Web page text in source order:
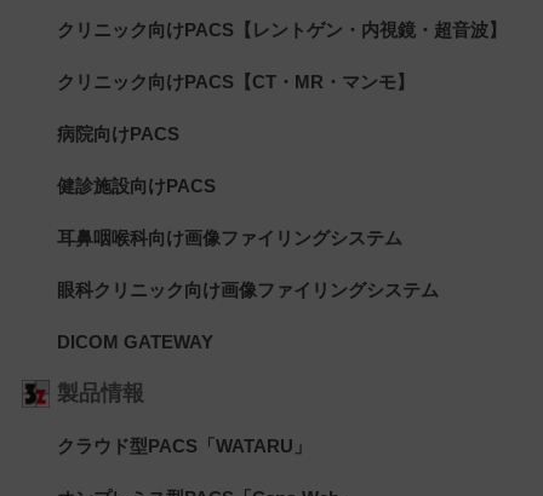
クリニック向けPACS【レントゲン・内視鏡・超音波】
クリニック向けPACS【CT・MR・マンモ】
病院向けPACS
健診施設向けPACS
耳鼻咽喉科向け画像ファイリングシステム
眼科クリニック向け画像ファイリングシステム
DICOM GATEWAY
製品情報
クラウド型PACS「WATARU」